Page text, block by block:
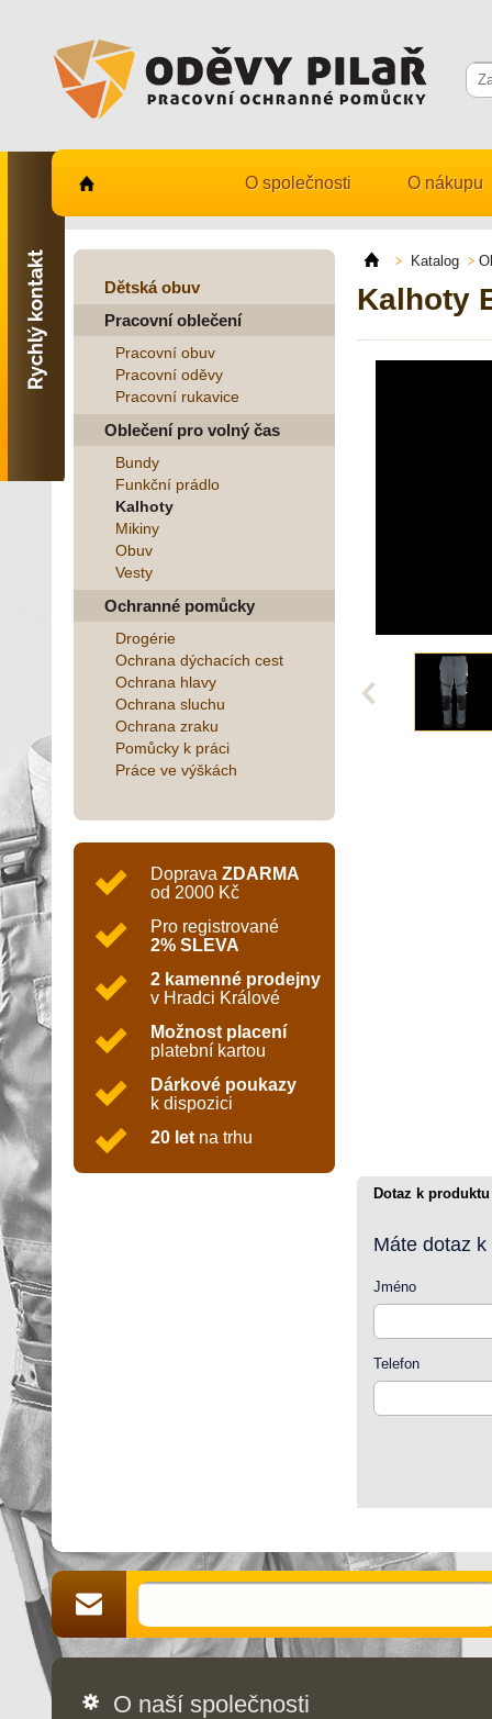
O společnosti O nákupu
Dětská obuv
Pracovní oblečení
Pracovní obuv
Pracovní oděvy
Pracovní rukavice
Oblečení pro volný čas
Bundy
Funkční prádlo
Kalhoty
Mikiny
Obuv
Vesty
Ochranné pomůcky
Drogérie
Ochrana dýchacích cest
Ochrana hlavy
Ochrana sluchu
Ochrana zraku
Pomůcky k práci
Práce ve výškách
Doprava ZDARMA
od 2000 Kč
Pro registrované
2% SLEVA
2 kamenné prodejny
v Hradci Králové
Možnost placení
platební kartou
Dárkové poukazy
k dispozici
20 let na trhu
Katalog
Kalhoty
Dotaz k produktu
Máte dotaz
Jméno
Telefon
Kontaktujte nás
731 482 530
info@odevy-pilar.cz
Provozovna:
Hradec Králové
Provozovna:
Hradec Králové
O naší společnosti